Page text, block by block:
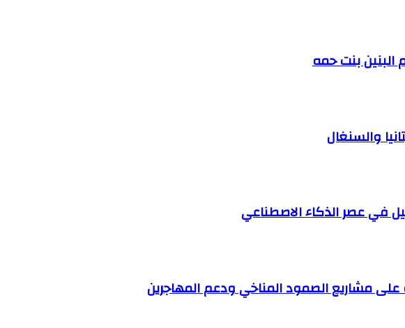
بنت حمه
والسنغال
في عصر الذكاء الاصطناعي
مشاريع الصمود المناخي ودعم المهاجرين